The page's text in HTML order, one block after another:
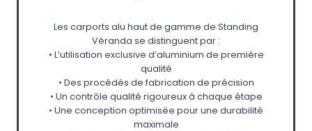
Les carports alu haut de gamme de Standing
Véranda se distinguent par :
• L’utilisation exclusive d’aluminium de première
qualité
• Des procédés de fabrication de précision
• Un contrôle qualité rigoureux à chaque étape
• Une conception optimisée pour une durabilité
maximale